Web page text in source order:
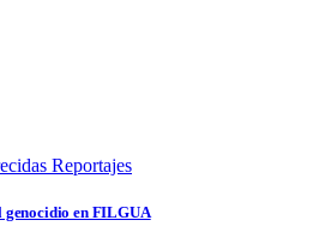
Reportajes
en FILGUA